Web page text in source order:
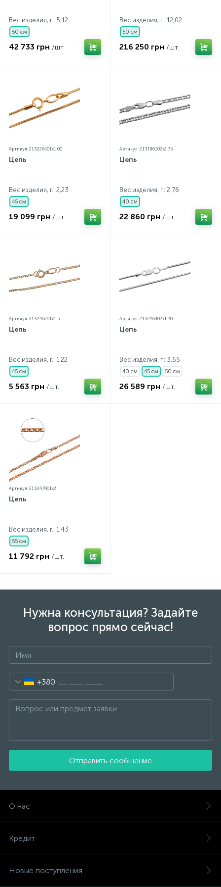
Вес изделия, г.: 5,12
50 см
42 733 грн /шт.
Вес изделия, г.: 12,02
50 см
216 250 грн /шт.
Артикул: 213226401x1.00
Цепь
Вес изделия, г.: 2,23
45 см
19 099 грн /шт.
Артикул: 213186102x2.75
Цепь
Вес изделия, г.: 2,76
40 см
22 860 грн /шт.
Артикул: 213246201x1.5
Цепь
Вес изделия, г.: 1,22
45 см
5 563 грн /шт.
Артикул: 213226402x1.20
Цепь
Вес изделия, г.: 3,55
40 см 45 см 50 см
26 589 грн /шт.
Артикул: 213247901x2
Цепь
Вес изделия, г.: 1,43
55 см
11 792 грн /шт.
Нужна консультация? Задайте
вопрос прямо сейчас!
+380
Отправить сообщение
О нас
Кредит
Новые поступления
О нас Серебряные цепочки
Серебряные сувениры